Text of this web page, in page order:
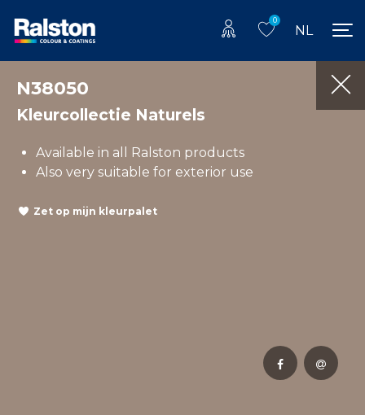
0
NL
N38050
Kleurcollectie Naturels
Available in all Ralston products
Also very suitable for exterior use
Zet op mijn kleurpalet